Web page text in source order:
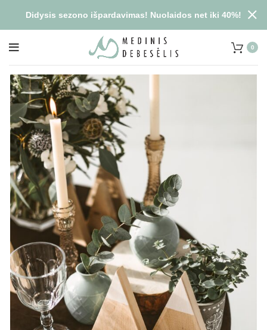
0
Didysis sezono išpardavimas! Nuolaidos net iki 40%!